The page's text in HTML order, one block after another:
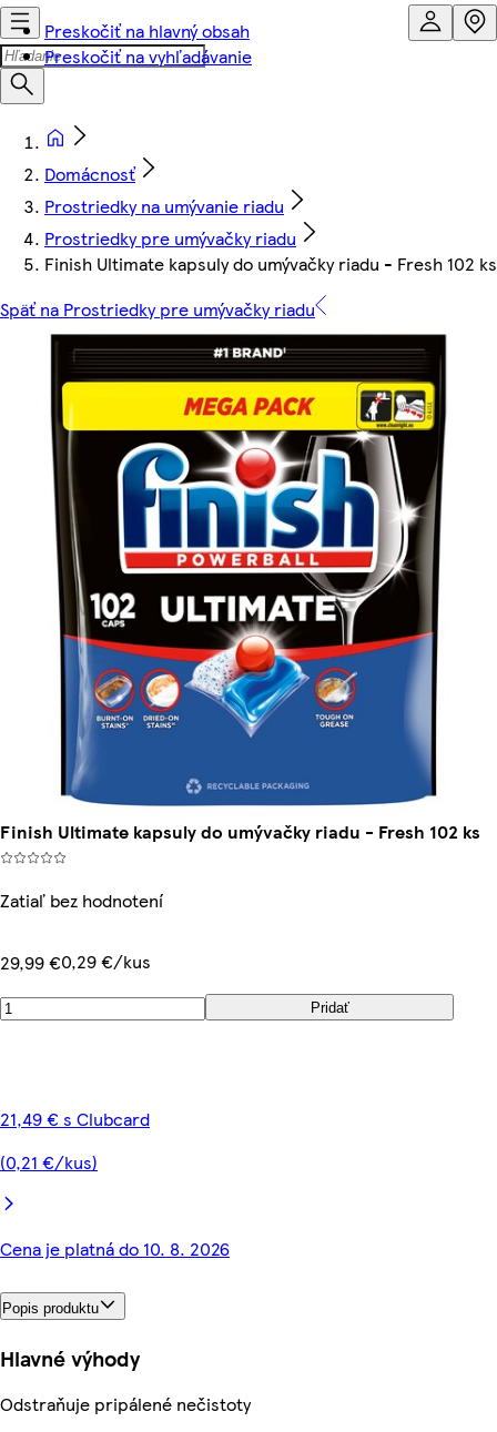
Preskočiť na hlavný obsah
Preskočiť na vyhľadávanie
Domácnosť
Prostriedky na umývanie riadu
Prostriedky pre umývačky riadu
Finish Ultimate kapsuly do umývačky riadu - Fresh 102 ks
Späť na Prostriedky pre umývačky riadu
Finish Ultimate kapsuly do umývačky riadu - Fresh 102 ks
Zatiaľ bez hodnotení
29,99 €0,29 €/kus
Pridať
21,49 € s Clubcard
(0,21 €/kus)
Cena je platná do 10. 8. 2026
Popis produktu
Hlavné výhody
Odstraňuje pripálené nečistoty